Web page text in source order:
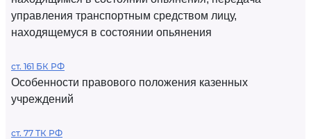
управления транспортным средством лицу,
находящемуся в состоянии опьянения
ст. 161 БК РФ
Особенности правового положения казенных
учреждений
ст. 77 ТК РФ